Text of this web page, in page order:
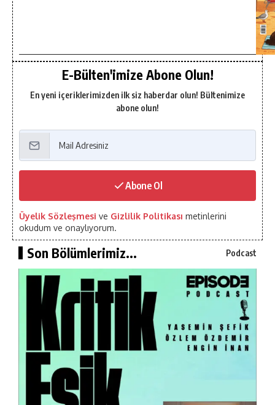
E-Bülten'imize Abone Olun!
En yeni içeriklerimizden ilk siz haberdar olun! Bültenimize
abone olun!
Abone Ol
Üyelik Sözleşmesi ve Gizlilik Politikası metinlerini
okudum ve onaylıyorum.
Son Bölümlerimiz... Podcast